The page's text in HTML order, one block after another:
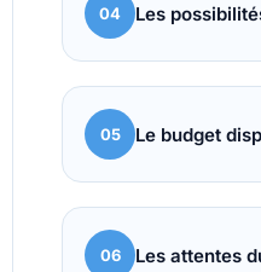
04 Les
05 Le budget
06 Les attentes